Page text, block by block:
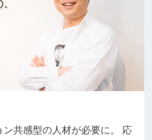
共感型の人材が必要に。 応